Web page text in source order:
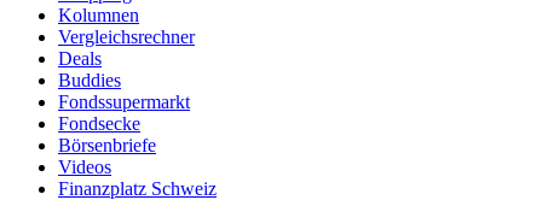
Kolumnen
Vergleichsrechner
Deals
Buddies
Fondssupermarkt
Fondsecke
Börsenbriefe
Videos
Finanzplatz Schweiz